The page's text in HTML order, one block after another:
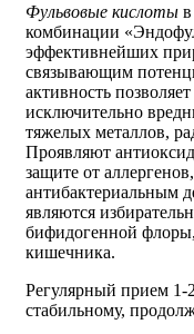
Фульвовые кислоты
комбинации
эффективнейших
связывающим
активность
исключительно
тяжелых металлов,
Проявляют
защите от
антибактериальным
являются
бифидогенной
кишечника.
Регулярный прием 1-
стабильному,